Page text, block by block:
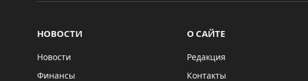
НОВОСТИ
Новости
Финансы
О САЙТЕ
Редакция
Контакты